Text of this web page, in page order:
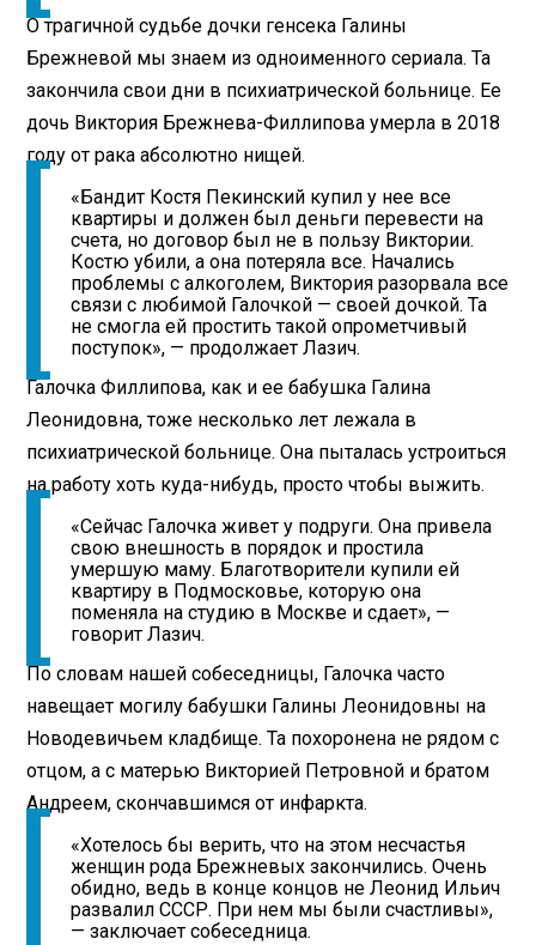
О трагичной судьбе дочки генсека Галины
Брежневой мы знаем из одноименного сериала. Та
закончила свои дни в психиатрической больнице. Ее
дочь Виктория Брежнева-Филлипова умерла в 2018
году от рака абсолютно нищей.
«Бандит Костя Пекинский купил у нее все
квартиры и должен был деньги перевести на
счета, но договор был не в пользу Виктории.
Костю убили, а она потеряла все. Начались
проблемы с алкоголем, Виктория разорвала все
связи с любимой Галочкой — своей дочкой. Та
не смогла ей простить такой опрометчивый
поступок», — продолжает Лазич.
Галочка Филлипова, как и ее бабушка Галина
Леонидовна, тоже несколько лет лежала в
психиатрической больнице. Она пыталась устроиться
на работу хоть куда-нибудь, просто чтобы выжить.
«Сейчас Галочка живет у подруги. Она привела
свою внешность в порядок и простила
умершую маму. Благотворители купили ей
квартиру в Подмосковье, которую она
поменяла на студию в Москве и сдает», —
говорит Лазич.
По словам нашей собеседницы, Галочка часто
навещает могилу бабушки Галины Леонидовны на
Новодевичьем кладбище. Та похоронена не рядом с
отцом, а с матерью Викторией Петровной и братом
Андреем, скончавшимся от инфаркта.
«Хотелось бы верить, что на этом несчастья
женщин рода Брежневых закончились. Очень
обидно, ведь в конце концов не Леонид Ильич
развалил СССР. При нем мы были счастливы»,
— заключает собеседница.